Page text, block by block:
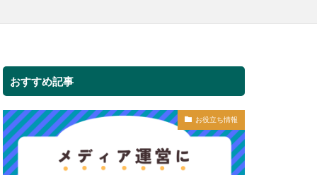
おすすめ記事
お役立ち情報